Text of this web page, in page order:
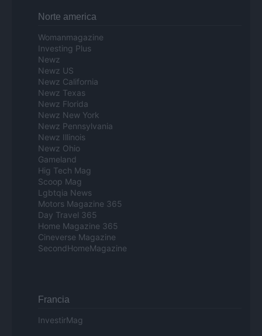
Norte america
Womanmagazine
Investing Plus
Newz
Newz US
Newz California
Newz Texas
Newz Florida
Newz New York
Newz Pennsylvania
Newz Illinois
Newz Ohio
Gameland
Hig Tech Mag
Scoop Mag
Lgbtqia News
Motors Magazine 365
Day Travel 365
Home Magazine 365
Cineverse Magazine
SecondHomeMagazine
Francia
InvestirMag